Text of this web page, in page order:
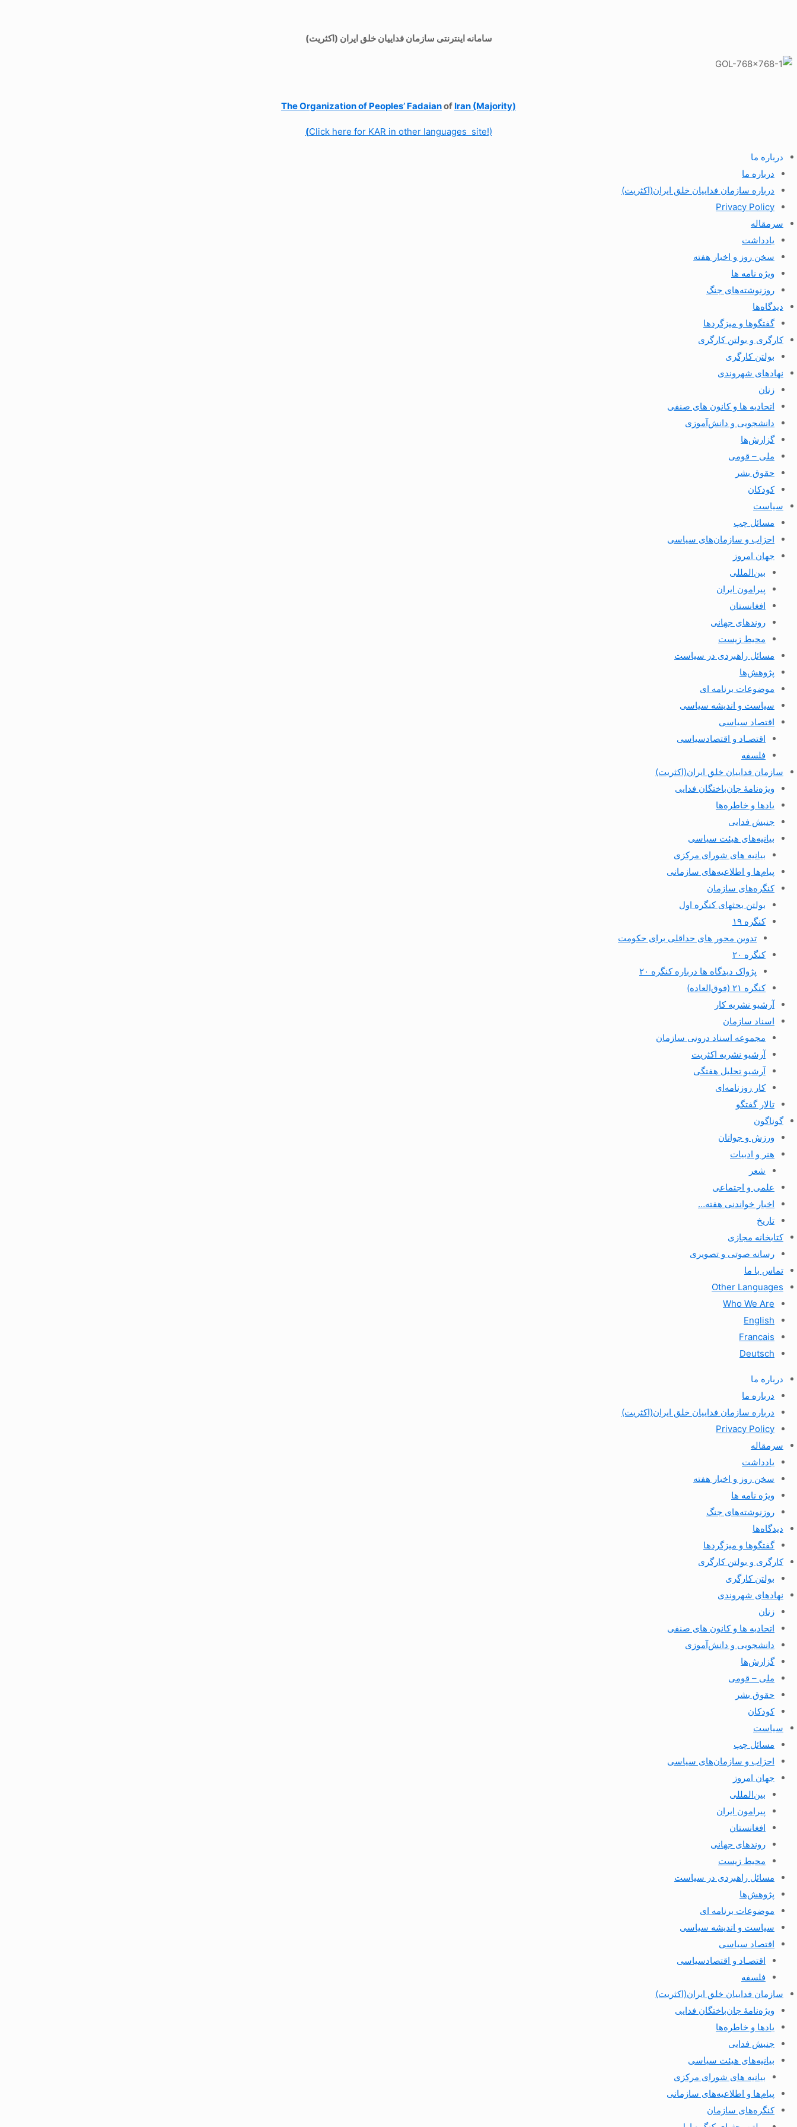
سامانه اینترنتی سازمان فداییان خلق ایران (اکثریت)
The Organization of Peoples’ Fadaianof Iran (Majority)
(Click here for KAR in other languages site!)
درباره ما
درباره ما
درباره سازمان فداییان خلق ایران(اکثریت)
Privacy Policy
سرمقاله
یادداشت
سخن روز و اخبار هفته
ویژه نامه ها
روزنوشته‌های جنگ
دیدگاه‌ها
گفتگوها و میزگردها
کارگری و بولتن کارگری
بولتن کارگری
نهادهای شهروندی
زنان
اتحادیه ها و کانون های صنفی
دانشجویی و دانش‌آموزی
گزارش‌ها
ملی – قومی
حقوق بشر
کودکان
سیاست
مسائل چپ
احزاب و سازمان‌های سیاسی
جهان امروز
بین‌المللی
پیرامون ایران
افغانستان
روندهای جهانی
محیط زیست
مسائل راهبردی در سیاست
پژوهش‌ها
موضوعات برنامه ای
سیاست و اندیشه سیاسی
اقتصاد سیاسی
اقتصـاد و اقتصاد‌سیاسی
فلسفه
سازمان فداییان خلق ایران(اکثریت)
ویژه‌نامهٔ جان‌باختگان فدایی
یادها و خاطره‌ها
جنبش فدایی
بیانیه‌های هیئت سیاسی
بیانیه های شورای مرکزی
پیام‌ها و اطلاعیه‌های سازمانی
کنگره‌های سازمان
بولتن بحثهای کنگره اول
کنگره ۱۹
تدوین محور های حداقلی برای حکومت
کنگره ۲۰
پژواک دیدگاه ها درباره کنگره ۲۰
کنگره ۲۱ (فوق‌العاده)
آرشیو نشریه کار
اسناد سازمان
مجموعه اسناد درونی سازمان
آرشیو نشریه اکثریت
آرشیو تحلیل هفتگی
کار روزنامه‌ای
تالار گفتگو
گوناگون
ورزش و جوانان
هنر و ادبیات
شعر
علمی و اجتماعی
اخبار خواندنی هفته…
تاریخ
کتابخانه مجازی
رسانه صوتی و تصویری
تماس با ما
Other Languages
Who We Are
English
Francais
Deutsch
درباره ما
درباره ما
درباره سازمان فداییان خلق ایران(اکثریت)
Privacy Policy
سرمقاله
یادداشت
سخن روز و اخبار هفته
ویژه نامه ها
روزنوشته‌های جنگ
دیدگاه‌ها
گفتگوها و میزگردها
کارگری و بولتن کارگری
بولتن کارگری
نهادهای شهروندی
زنان
اتحادیه ها و کانون های صنفی
دانشجویی و دانش‌آموزی
گزارش‌ها
ملی – قومی
حقوق بشر
کودکان
سیاست
مسائل چپ
احزاب و سازمان‌های سیاسی
جهان امروز
بین‌المللی
پیرامون ایران
افغانستان
روندهای جهانی
محیط زیست
مسائل راهبردی در سیاست
پژوهش‌ها
موضوعات برنامه ای
سیاست و اندیشه سیاسی
اقتصاد سیاسی
اقتصـاد و اقتصاد‌سیاسی
فلسفه
سازمان فداییان خلق ایران(اکثریت)
ویژه‌نامهٔ جان‌باختگان فدایی
یادها و خاطره‌ها
جنبش فدایی
بیانیه‌های هیئت سیاسی
بیانیه های شورای مرکزی
پیام‌ها و اطلاعیه‌های سازمانی
کنگره‌های سازمان